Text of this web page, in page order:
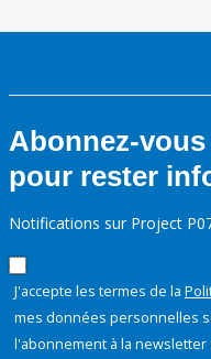
Abonnez-
pour rester
Notifications sur Project
J'accepte les termes de la
mes données personnelles
l'abonnement à la